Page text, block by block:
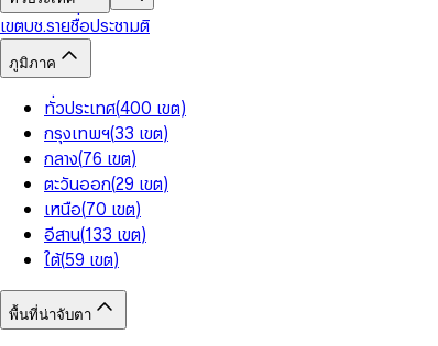
เขตบช.รายชื่อประชามติ
ภูมิภาค
ทั่วประเทศ(400 เขต)
กรุงเทพฯ(33 เขต)
กลาง(76 เขต)
ตะวันออก(29 เขต)
เหนือ(70 เขต)
อีสาน(133 เขต)
ใต้(59 เขต)
พื้นที่น่าจับตา